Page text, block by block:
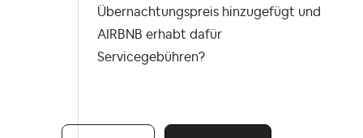
Übernachtungspreis hinzugefügt und
AIRBNB erhabt dafür
Servicegebühren?